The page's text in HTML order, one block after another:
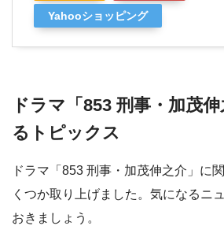
Yahooショッピング
ドラマ「853 刑事・加茂
るトピックス
ドラマ「853 刑事・加茂伸之介」に
くつか取り上げました。気になるニ
おきましょう。